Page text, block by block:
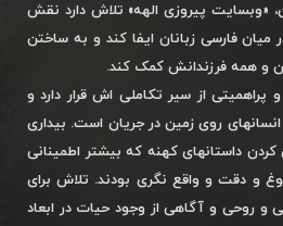
«وبسایت پیروزی الهه» تلاش دارد نقش
میان فارسی زبانان ایفا کند و به ساختن
و همه فرزندانش کمک کند.
از سیر تکاملی اش قرار دارد و
روی زمین در جریان است. بیداری
کردن داستانهای کهنه که بیشتر اطمینانی
و دقت و واقع نگری بودند. تلاش برای
و روحی و آگاهی از وجود حیات در ابعاد